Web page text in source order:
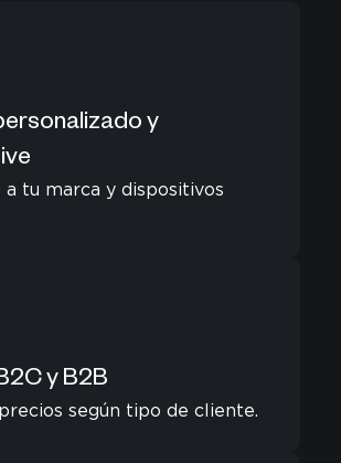
y
a tu marca y dispositivos
y B2B
según tipo de cliente.